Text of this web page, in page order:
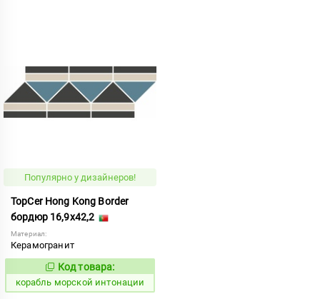
Популярно у дизайнеров!
TopCer Hong Kong Border
бордюр 16,9x42,2
Материал:
Керамогранит
Код:
773158
Код товара:
корабль морской интонации